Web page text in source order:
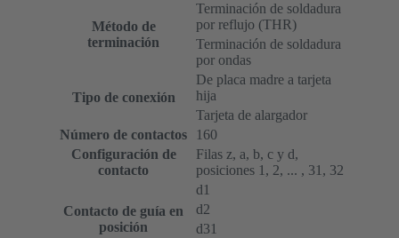
Método de
terminación
Terminación de soldadura
por reflujo (THR)
Terminación de soldadura
por ondas
Tipo de conexión
De placa madre a tarjeta
hija
Tarjeta de alargador
Número de contactos
160
Configuración de
contacto
Filas z, a, b, c y d,
posiciones 1, 2, ... , 31, 32
Contacto de guía en
posición
d1
d2
d31